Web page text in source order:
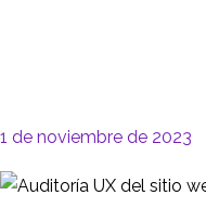
1 de noviembre de 2023